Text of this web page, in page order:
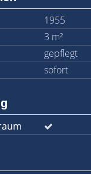
1955
3 m²
gepflegt
sofort